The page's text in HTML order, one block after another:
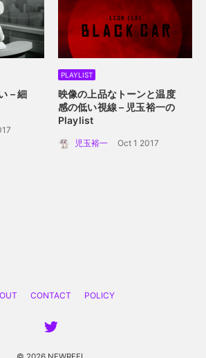
– 細
PLAYLIST
映像の上品なトーンと温度
感の低い視線 – 児玉裕一の
Playlist
児玉裕一 Oct 1 2017
CONTACT POLICY